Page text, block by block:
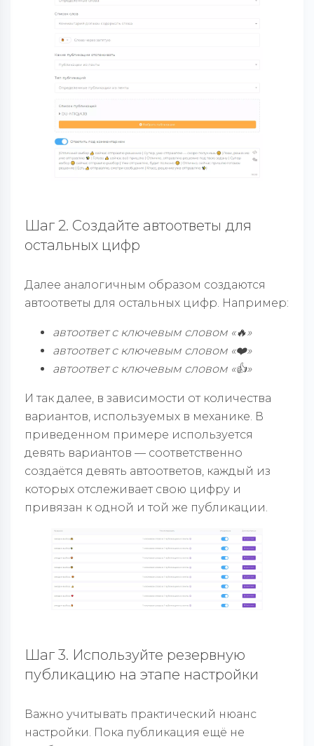
Шаг 2. Создайте автоответы для
остальных цифр
Далее аналогичным образом создаются
автоответы для остальных цифр. Например:
автоответ с ключевым словом «🔥»
автоответ с ключевым словом «❤️»
автоответ с ключевым словом «👍»
И так далее, в зависимости от количества
вариантов, используемых в механике. В
приведенном примере используется
девять вариантов — соответственно
создаётся девять автоответов, каждый из
которых отслеживает свою цифру и
привязан к одной и той же публикации.
Шаг 3. Используйте резервную
публикацию на этапе настройки
Важно учитывать практический нюанс
настройки. Пока публикация ещё не